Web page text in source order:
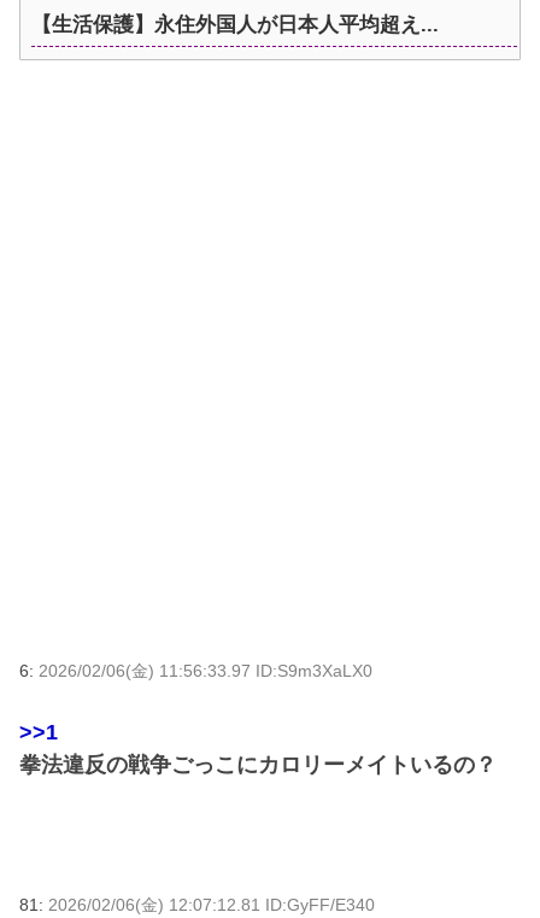
【生活保護】永住外国人が日本人平均超え...
6: 2026/02/06(金) 11:56:33.97 ID:S9m3XaLX0
>>1
拳法違反の戦争ごっこにカロリーメイトいるの？
81: 2026/02/06(金) 12:07:12.81 ID:GyFF/E340